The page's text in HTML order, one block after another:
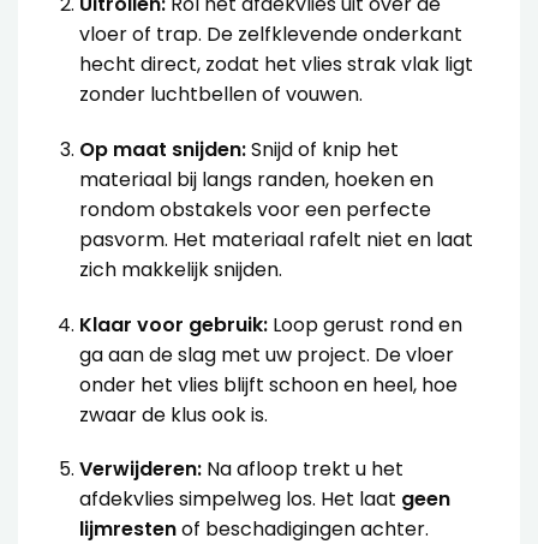
vloer of trap. De zelfklevende onderkant
hecht direct, zodat het vlies strak vlak ligt
zonder luchtbellen of vouwen.
Op maat snijden:Snijd of knip het
materiaal bij langs randen, hoeken en
rondom obstakels voor een perfecte
pasvorm. Het materiaal rafelt niet en laat
zich makkelijk snijden.
Klaar voor gebruik:Loop gerust rond en
ga aan de slag met uw project. De vloer
onder het vlies blijft schoon en heel, hoe
zwaar de klus ook is.
Verwijderen:Na afloop trekt u het
afdekvlies simpelweg los. Het laat geen
lijmrestenof beschadigingen achter.